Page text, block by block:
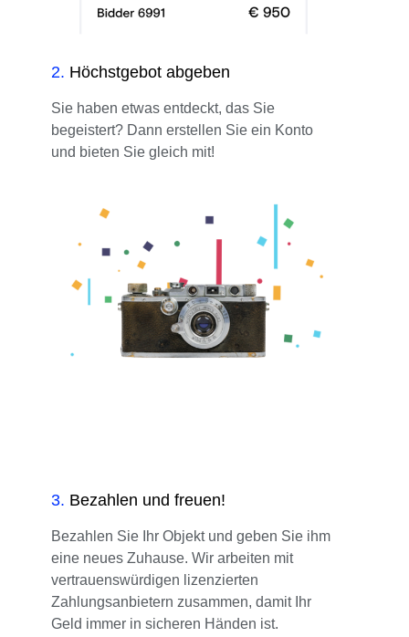
2. Höchstgebot abgeben
Sie haben etwas entdeckt, das Sie
begeistert? Dann erstellen Sie ein Konto
und bieten Sie gleich mit!
3. Bezahlen und freuen!
Bezahlen Sie Ihr Objekt und geben Sie ihm
eine neues Zuhause. Wir arbeiten mit
vertrauenswürdigen lizenzierten
Zahlungsanbietern zusammen, damit Ihr
Geld immer in sicheren Händen ist.